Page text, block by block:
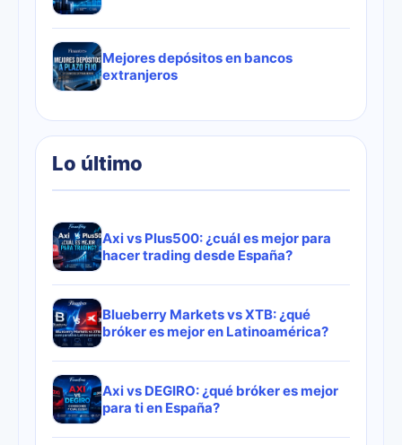
Mejores depósitos en bancos
extranjeros
Lo último
Axi vs Plus500: ¿cuál es mejor para
hacer trading desde España?
Blueberry Markets vs XTB: ¿qué
bróker es mejor en Latinoamérica?
Axi vs DEGIRO: ¿qué bróker es mejor
para ti en España?